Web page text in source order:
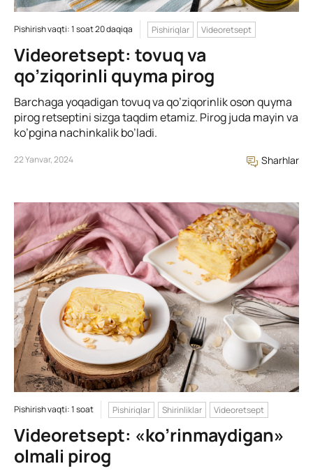
Pishirish vaqti: 1 soat 20 daqiqa Pishiriqlar Videoretsept
Videoretsept: tovuq va
qo’ziqorinli quyma pirog
Barchaga yoqadigan tovuq va qo’ziqorinlik oson quyma
pirog retseptini sizga taqdim etamiz. Pirog juda mayin va
ko’pgina nachinkalik bo’ladi.
22 Yanvar, 2024 Sharhlar
Pishirish vaqti: 1 soat Pishiriqlar Shirinliklar Videoretsept
Videoretsept: «ko’rinmaydigan»
olmali pirog